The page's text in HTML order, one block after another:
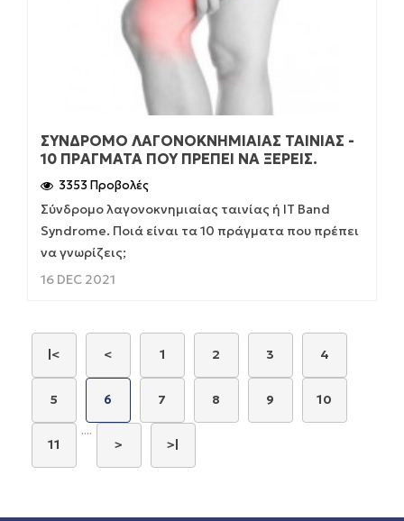
ΣΎΝΔΡΟΜΟ ΛΑΓΟΝΟΚΝΗΜΙΑΊΑΣ ΤΑΙΝΊΑΣ -
10 ΠΡΆΓΜΑΤΑ ΠΟΥ ΠΡΈΠΕΙ ΝΑ ΞΈΡΕΙΣ.
3353 Προβολές
Σύνδρομο λαγονοκνημιαίας ταινίας ή IT Band
Syndrome. Ποιά είναι τα 10 πράγματα που πρέπει
να γνωρίζεις;
16 DEC 2021
|< < 1 2 3 4
5 6 7 8 9 10
11
....
> >|